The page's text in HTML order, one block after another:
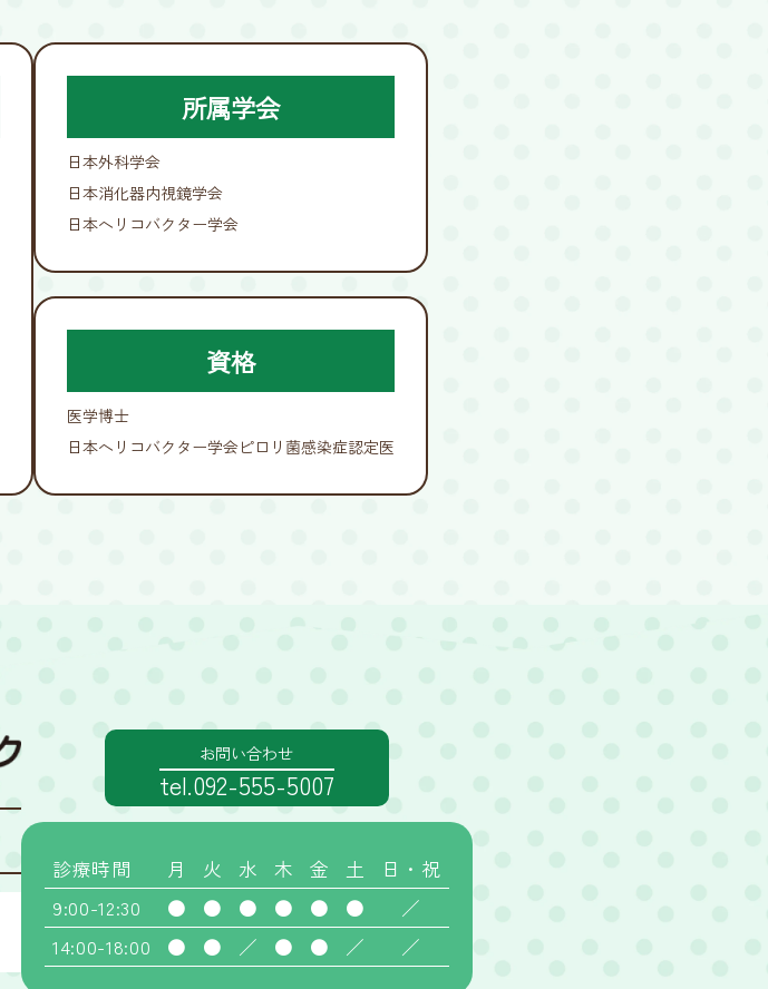
所属学会
日本外科学会
日本消化器内視鏡学会
日本ヘリコバクター学会
資格
医学博士
日本ヘリコバクター学会ピロリ菌感染症認定医
お問い合わせ
tel.092-555-5007
診療時間 月 火 水 木 金 土
日・祝
9:00-12:30
● ● ● ● ● ●
／
14:00-18:00
● ● ／ ● ● ／ ／